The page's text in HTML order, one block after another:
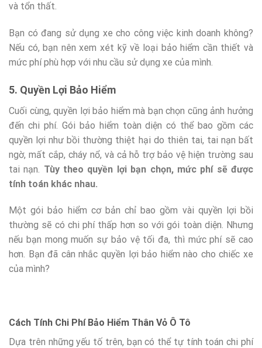
và tổn thất.
Bạn có đang sử dụng xe cho công việc kinh doanh không?
Nếu có, bạn nên xem xét kỹ về loại bảo hiểm cần thiết và
mức phí phù hợp với nhu cầu sử dụng xe của mình.
5. Quyền Lợi Bảo Hiểm
Cuối cùng, quyền lợi bảo hiểm mà bạn chọn cũng ảnh hưởng
đến chi phí. Gói bảo hiểm toàn diện có thể bao gồm các
quyền lợi như bồi thường thiệt hại do thiên tai, tai nạn bất
ngờ, mất cắp, cháy nổ, và cả hỗ trợ bảo vệ hiện trường sau
tai nạn. Tùy theo quyền lợi bạn chọn, mức phí sẽ được
tính toán khác nhau.
Một gói bảo hiểm cơ bản chỉ bao gồm vài quyền lợi bồi
thường sẽ có chi phí thấp hơn so với gói toàn diện. Nhưng
nếu bạn mong muốn sự bảo vệ tối đa, thì mức phí sẽ cao
hơn. Bạn đã cân nhắc quyền lợi bảo hiểm nào cho chiếc xe
của mình?
Cách Tính Chi Phí Bảo Hiểm Thân Vỏ Ô Tô
Dựa trên những yếu tố trên, bạn có thể tự tính toán chi phí